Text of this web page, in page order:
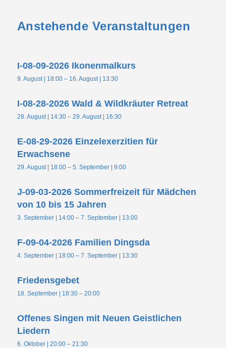
Anstehende Veranstaltungen
I-08-09-2026 Ikonenmalkurs
9. August | 18:00– 16. August | 13:30
I-08-28-2026 Wald & Wildkräuter Retreat
28. August | 14:30– 29. August | 16:30
E-08-29-2026 Einzelexerzitien für
Erwachsene
29. August | 18:00– 5. September | 9:00
J-09-03-2026 Sommerfreizeit für Mädchen
von 10 bis 15 Jahren
3. September | 14:00– 7. September | 13:00
F-09-04-2026 Familien Dingsda
4. September | 18:00– 7. September | 13:30
Friedensgebet
18. September | 18:30– 20:00
Offenes Singen mit Neuen Geistlichen
Liedern
6. Oktober | 20:00– 21:30